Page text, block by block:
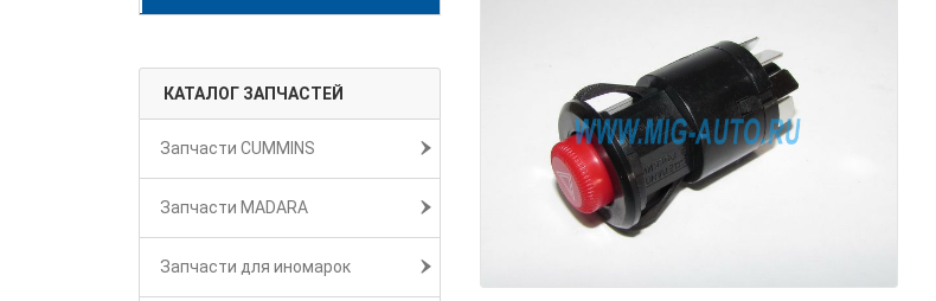
КАТАЛОГ ЗАПЧАСТЕЙ
Запчасти CUMMINS
Запчасти MADARA
Запчасти для иномарок